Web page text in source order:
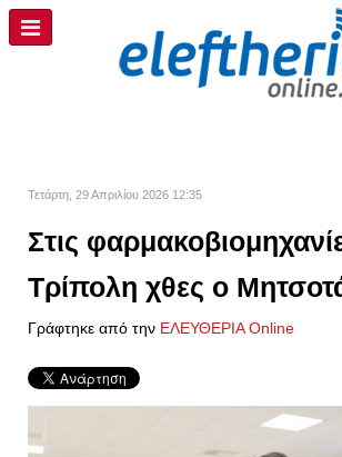
Τετάρτη, 29 Απριλίου 2026 12:35
Στις
Τρίπολη χθες ο
Γράφτηκε από την ΕΛΕΥΘΕΡΙΑ Online